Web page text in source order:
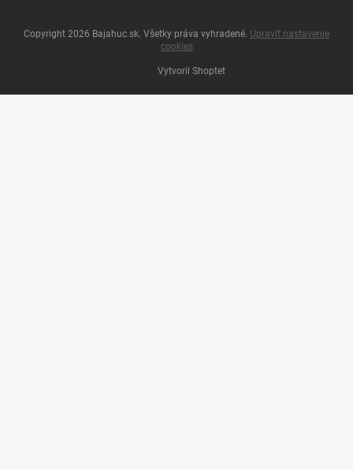
Vytvoril Shoptet
Copyright 2026 Bajahuc.sk . Všetky práva vyhradené. Upraviť nastavenie
cookies